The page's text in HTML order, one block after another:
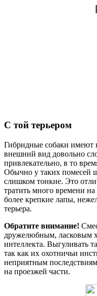
С той терьером
Гибридные собаки имеют
внешний вид довольно
привлекательно, в то
Обычно у таких помесей
слишком тонкие. Это
тратить много времени
более крепкие лапы,
терьера.
Обратите внимание!
дружелюбным, ласковым
интеллекта. Выгуливать
так как их охотничьи
неприятным
на проезжей части.